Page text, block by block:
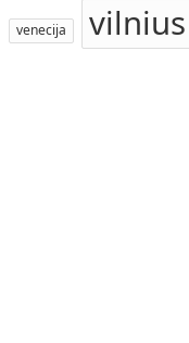
venecija vilnius